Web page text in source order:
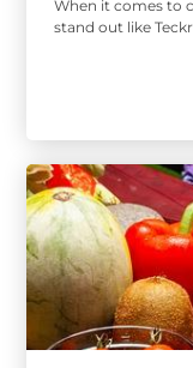
When it comes to
stand out like